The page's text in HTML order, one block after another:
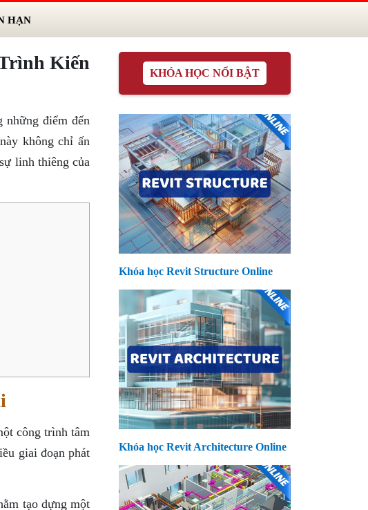
HẠN
Kiến
điểm đến
không chỉ ấn
linh thiêng của
công trình tâm
giai đoạn phát
tạo dựng một
KHÓA HỌC NỔI BẬT
Khóa học Revit Structure Online
Khóa học Revit Architecture Online